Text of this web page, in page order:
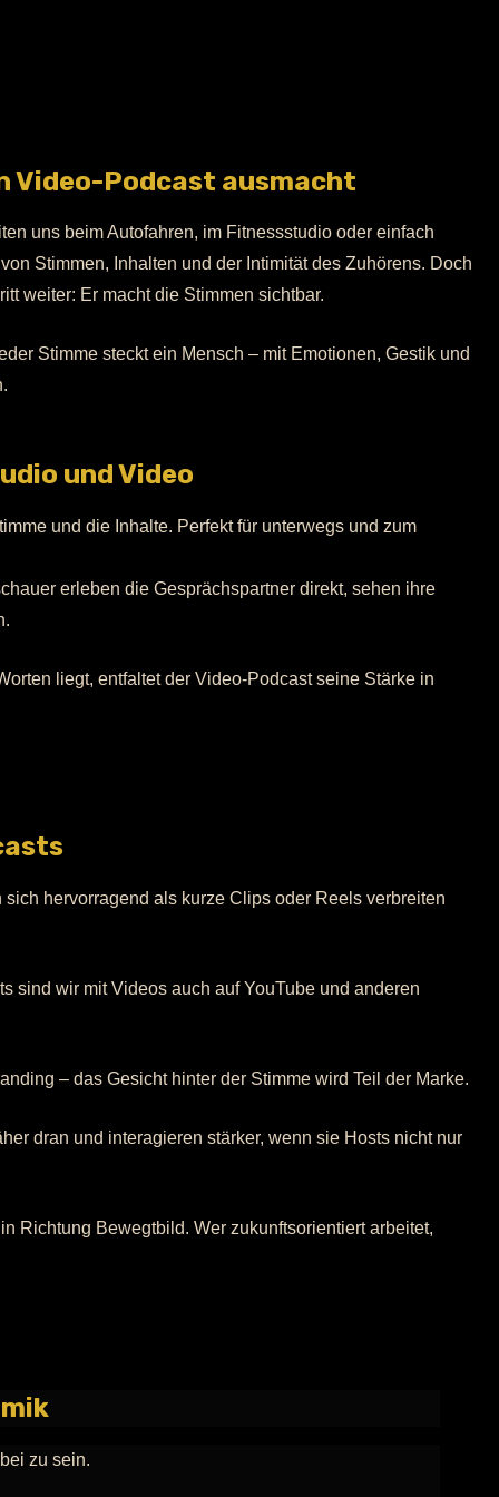
Video-Podcast ausmacht
uns beim Autofahren, im Fitnessstudio oder einfach
Stimmen, Inhalten und der Intimität des Zuhörens. Doch
weiter: Er macht die Stimmen sichtbar.
Stimme steckt ein Mensch – mit Emotionen, Gestik und
und Video
und die Inhalte. Perfekt für unterwegs und zum
erleben die Gesprächspartner direkt, sehen ihre
liegt, entfaltet der Video-Podcast seine Stärke in
hervorragend als kurze Clips oder Reels verbreiten
sind wir mit Videos auch auf YouTube und anderen
– das Gesicht hinter der Stimme wird Teil der Marke.
dran und interagieren stärker, wenn sie Hosts nicht nur
Richtung Bewegtbild. Wer zukunftsorientiert arbeitet,
zu sein.